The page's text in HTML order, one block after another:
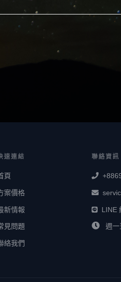
速連結
頁
案價格
新情報
見問題
絡我們
聯絡資訊
LINE
週